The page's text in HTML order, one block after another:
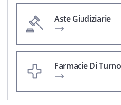
Aste Giudiziarie
Farmacie Di Turno